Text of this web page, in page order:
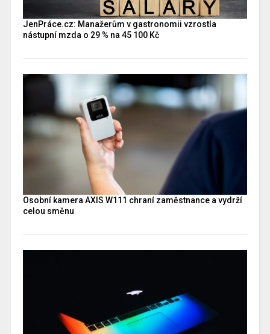
JenPráce.cz: Manažerům v gastronomii vzrostla
nástupní mzda o 29 % na 45 100 Kč
Osobní kamera AXIS W111 chraní zaměstnance a vydrží
celou směnu